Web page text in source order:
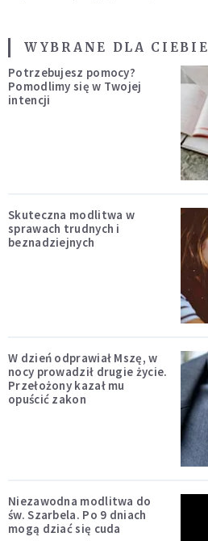
WYBRANE DLA CIEBIE
Potrzebujesz pomocy?
Pomodlimy się w Twojej
intencji
Skuteczna modlitwa w
sprawach trudnych i
beznadziejnych
W dzień odprawiał Mszę, w
nocy prowadził drugie życie.
Przełożony kazał mu
opuścić zakon
Niezawodna modlitwa do
św. Szarbela. Po 9 dniach
mogą dziać się cuda